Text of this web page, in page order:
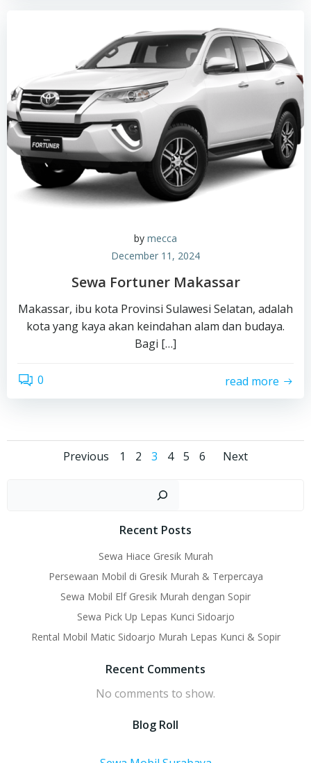
by mecca
December 11, 2024
Sewa Fortuner Makassar
Makassar, ibu kota Provinsi Sulawesi Selatan, adalah
kota yang kaya akan keindahan alam dan budaya.
Bagi […]
0 read more
Posts
navigation
Previous
Posts
navigation
Page
1 Page
2 Page
3 Page
4 Page
5 Page
6
Posts
Next
Recent Posts
Sewa Hiace Gresik Murah
Persewaan Mobil di Gresik Murah & Terpercaya
Sewa Mobil Elf Gresik Murah dengan Sopir
Sewa Pick Up Lepas Kunci Sidoarjo
Rental Mobil Matic Sidoarjo Murah Lepas Kunci & Sopir
Recent Comments
No comments to show.
Blog Roll